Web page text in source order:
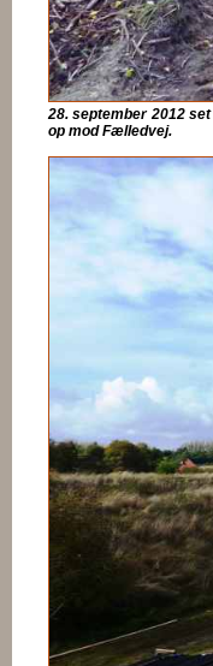
28. september 2012
op mod Fælledvej.